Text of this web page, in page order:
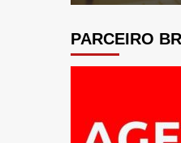
PARCEIRO